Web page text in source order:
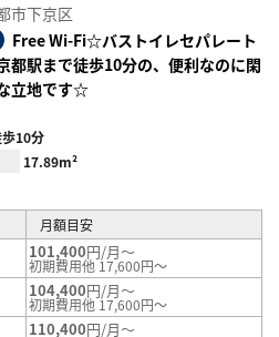
り登
市下京区
Free Wi-Fi☆バストイレセパレート
都駅まで徒歩10分の、便利なのに閑
立地です☆
10分
17.89m²
月額目安
101,400円/月～
初期費用他 17,600円～
104,400円/月～
初期費用他 17,600円～
110,400円/月～